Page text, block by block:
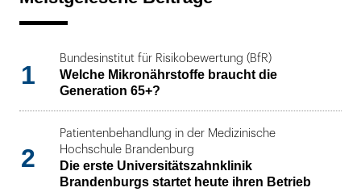
1
Bundesinstitut für Risikobewertung (BfR)
Welche Mikronährstoffe braucht die
Generation 65+?
2
Patientenbehandlung in der Medizinische
Hochschule Brandenburg
Die erste Universitätszahnklinik
Brandenburgs startet heute ihren Betrieb